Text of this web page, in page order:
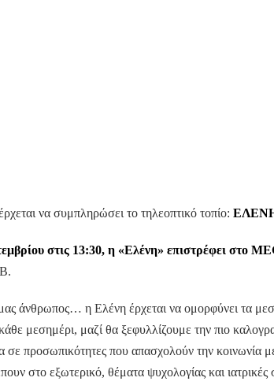
να συμπληρώσει το τηλεοπτικό τοπίο:
στις 13:30, η «Ελένη» επιστρέφει στο
άνθρωπος… η Ελένη έρχεται να ομορφύνει τα
μεσημέρι, μαζί θα ξεφυλλίζουμε την πιο
σε προσωπικότητες που απασχολούν την κοινωνία
στο εξωτερικό, θέματα ψυχολογίας και ιατρικές